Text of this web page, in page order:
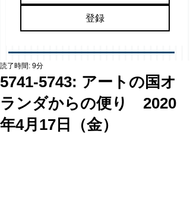
登録
5741-5743: アートの国オ
ランダからの便り 2020
年4月17日（金）
読了時間: 9分